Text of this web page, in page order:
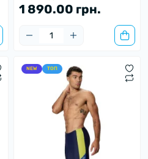
1 890.00 грн.
NEW ТОП